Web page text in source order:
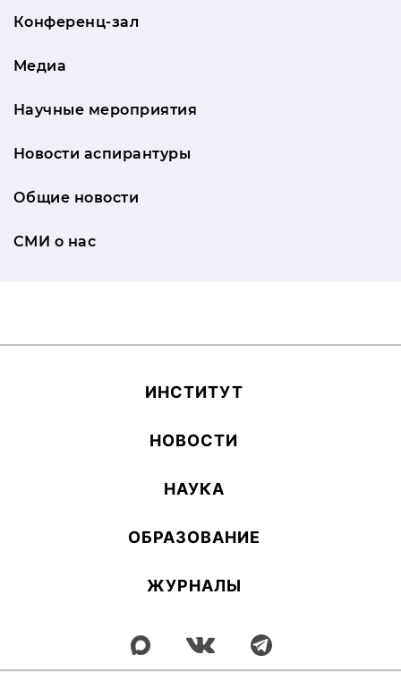
Конференц-зал
Медиа
Научные мероприятия
Новости аспирантуры
Общие новости
СМИ о нас
ИН­СТИ­ТУТ
НОВОСТИ
НАУКА
ОБ­РА­ЗОВА­НИЕ
ЖУРНАЛЫ